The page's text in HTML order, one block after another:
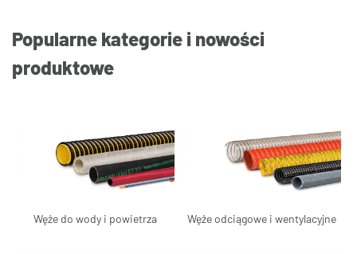
Popularne kategorie i nowości
produktowe
Węże do wody i powietrza Węże odciągowe i wentylacyjne